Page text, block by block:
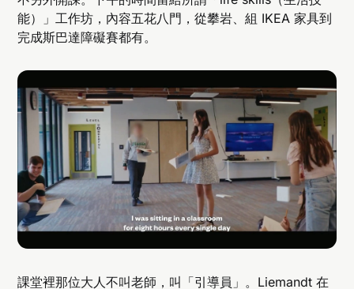
能）」工作坊，內容五花八門，從攀岩、組 IKEA 家具到
完成斯巴達障礙賽都有。
課堂裡那位大人不叫老師，叫「引導員」。Liemandt 在